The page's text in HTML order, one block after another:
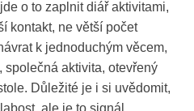
o to zaplnit diář aktivitami,
kontakt, ne větší počet
k jednoduchým věcem,
aktivita, otevřený
Důležité je i si uvědomit,
ale je to signál.